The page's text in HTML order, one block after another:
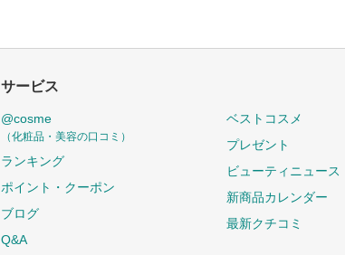
サービス
@cosme
（化粧品・美容の口コミ）
ランキング
ポイント・クーポン
ブログ
Q&A
ベストコスメ
プレゼント
ビューティニュース
新商品カレンダー
最新クチコミ